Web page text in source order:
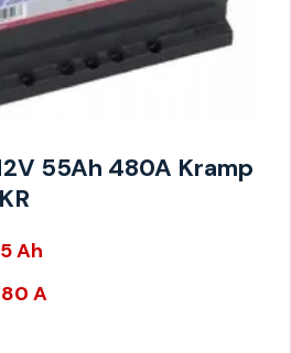
55Ah 480A Kramp
Ah
A